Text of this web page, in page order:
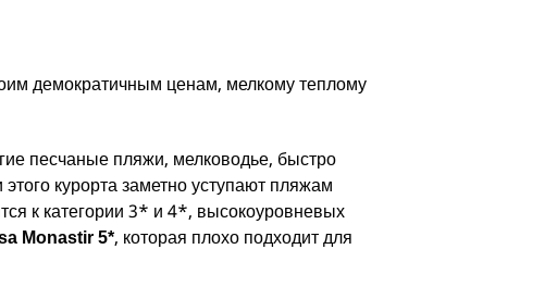
демократичным ценам, мелкому теплому
песчаные пляжи, мелководье, быстро
курорта заметно уступают пляжам
к категории 3* и 4*, высокоуровневых
Monastir 5*, которая плохо подходит для